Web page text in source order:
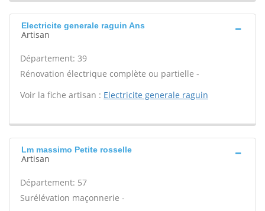
Electricite generale raguin Ans
Artisan
Département: 39
Rénovation électrique complète ou partielle -
Voir la fiche artisan : Electricite generale raguin
Lm massimo Petite rosselle
Artisan
Département: 57
Surélévation maçonnerie -